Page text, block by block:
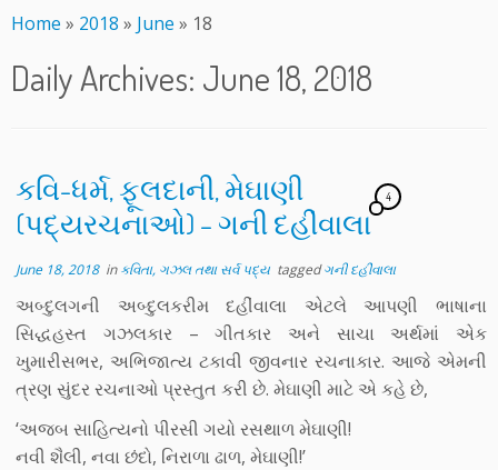
toHome » 2018 » June » 18
Daily Archives: June 18, 2018
કવિ-ધર્મ, ફૂલદાની, મેઘાણી
(પદ્યરચનાઓ) – ગની દહીંવાલા
4
June 18, 2018inકવિતા, ગઝલ તથા સર્વ પદ્ય taggedગની દહીંવાલા
અબ્દુલગની અબ્દુલકરીમ દહીંવાલા એટલે આપણી ભાષાના
સિદ્ધહસ્ત ગઝલકાર – ગીતકાર અને સાચા અર્થમાં એક
ખુમારીસભર, અભિજાત્ય ટકાવી જીવનાર રચનાકાર. આજે એમની
ત્રણ સુંદર રચનાઓ પ્રસ્તુત કરી છે. મેઘાણી માટે એ કહે છે,
‘અજબ સાહિત્યનો પીરસી ગયો રસથાળ મેઘાણી!
નવી શૈલી, નવા છંદો, નિરાળા ઢાળ, મેઘાણી!’